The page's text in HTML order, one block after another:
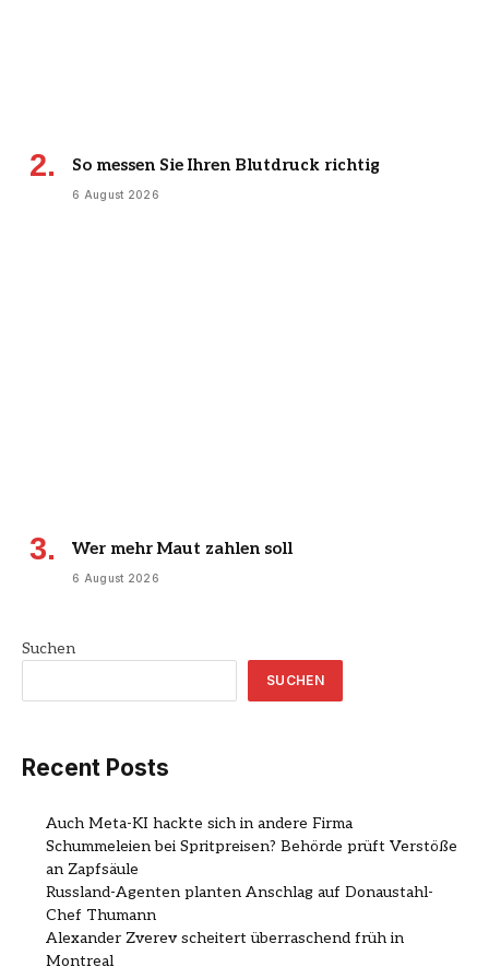
So messen Sie Ihren Blutdruck richtig
6 August 2026
Wer mehr Maut zahlen soll
6 August 2026
Suchen
SUCHEN
Recent Posts
Auch Meta-KI hackte sich in andere Firma
Schummeleien bei Spritpreisen? Behörde prüft Verstöße
an Zapfsäule
Russland-Agenten planten Anschlag auf Donaustahl-
Chef Thumann
Alexander Zverev scheitert überraschend früh in
Montreal